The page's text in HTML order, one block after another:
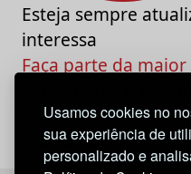
Usamos cookies no
sua experiência de
personalizado e
Esteja sempre
interessa
Faça parte da